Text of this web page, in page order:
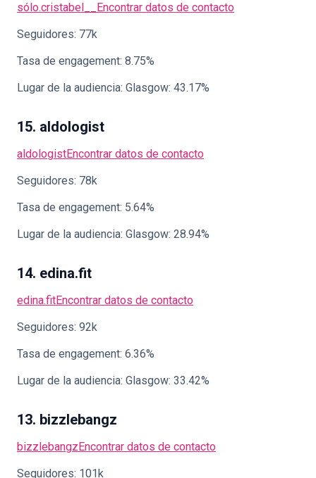
sólo.cristabel__ Encontrar datos de contacto
Seguidores: 77k
Tasa de engagement: 8.75%
Lugar de la audiencia: Glasgow: 43.17%
15. aldologist
aldologistEncontrar datos de contacto
Seguidores: 78k
Tasa de engagement: 5.64%
Lugar de la audiencia: Glasgow: 28.94%
14. edina.fit
edina.fitEncontrar datos de contacto
Seguidores: 92k
Tasa de engagement: 6.36%
Lugar de la audiencia: Glasgow: 33.42%
13. bizzlebangz
bizzlebangzEncontrar datos de contacto
Seguidores: 101k